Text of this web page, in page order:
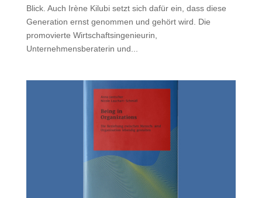
Blick. Auch Irène Kilubi setzt sich dafür ein, dass diese
Generation ernst genommen und gehört wird. Die
promovierte Wirtschaftsingenieurin,
Unternehmensberaterin und...